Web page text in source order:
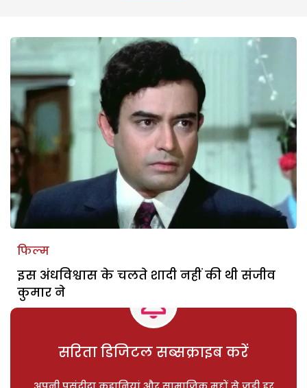
फिल्म
इस अंधविश्वास के चलते शादी नहीं की थी संजीव
कुमार ने
सरिता डिजिटल सब्सक्राइब करें